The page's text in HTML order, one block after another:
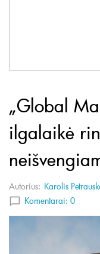
„Global
ilgalaikė
Autorius: Karolis
Komentarai: 0